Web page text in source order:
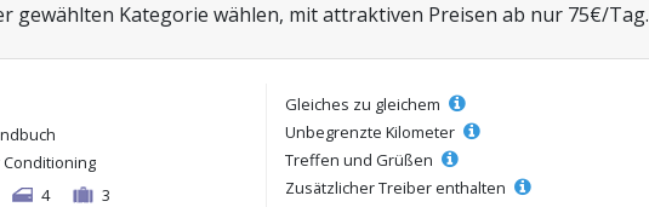
gewählten Kategorie wählen, mit attraktiven Preisen ab nur 75€/Tag.
Conditioning
4 3
Gleiches zu gleichem
Unbegrenzte Kilometer
Treffen und Grüßen
Zusätzlicher Treiber enthalten